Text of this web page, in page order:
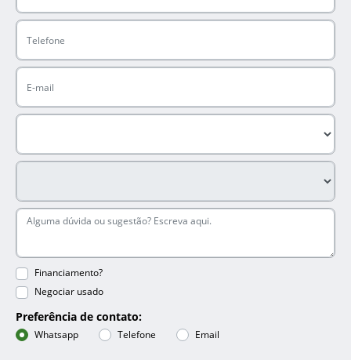
Financiamento?
Negociar usado
Preferência de contato:
Whatsapp Telefone Email